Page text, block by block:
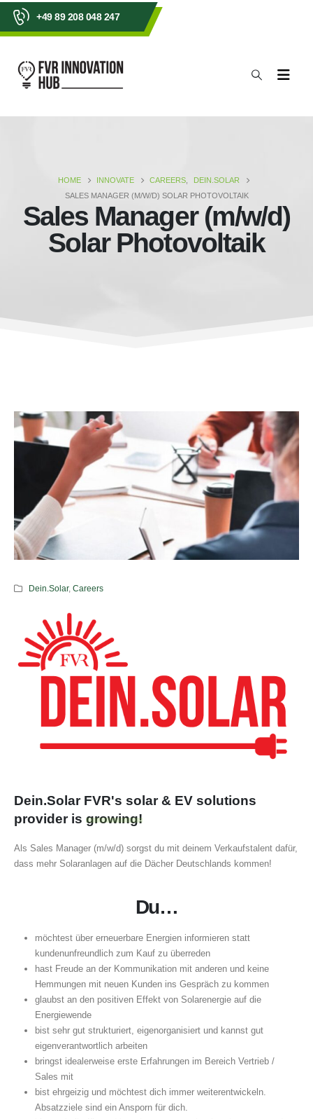
+49 89 208 048 247
HOME INNOVATE CAREERS
DEIN.SOLAR
SALES MANAGER (M/W/D) SOLAR PHOTOVOLTAIK
Sales Manager (m/w/d)
Solar Photovoltaik
Dein.Solar, Careers
Dein.Solar FVR's solar & EV solutions
provider is growing!
Als Sales Manager (m/w/d) sorgst du mit deinem Verkaufstalent dafür,
dass mehr Solaranlagen auf die Dächer Deutschlands kommen!
Du…
möchtest über erneuerbare Energien informieren statt
kundenunfreundlich zum Kauf zu überreden
hast Freude an der Kommunikation mit anderen und keine
Hemmungen mit neuen Kunden ins Gespräch zu kommen
glaubst an den positiven Effekt von Solarenergie auf die
Energiewende
bist sehr gut strukturiert, eigenorganisiert und kannst gut
eigenverantwortlich arbeiten
bringst idealerweise erste Erfahrungen im Bereich Vertrieb /
Sales mit
bist ehrgeizig und möchtest dich immer weiterentwickeln.
Absatzziele sind ein Ansporn für dich.